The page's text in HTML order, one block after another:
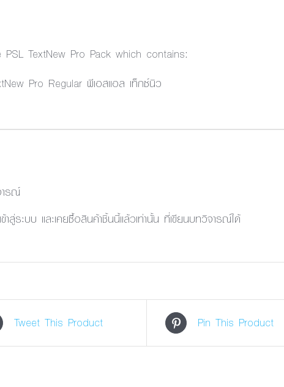
TextNew Pro Pack which contains:
Pro Regular พีเอสแอล เท็กซ์นิว
ารณ์
เข้าสู่ระบบ และเคยซื้อสินค้าชิ้นนี้แล้วเท่านั้น ที่เขียนบทวิจารณ์ได้
Tweet This Product Pin This Product